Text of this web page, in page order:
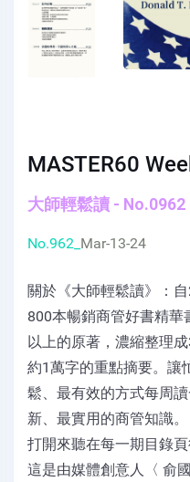
MASTER60
大師輕鬆讀 - No.0962
No.962_ Mar-13-24
關於《大師輕鬆讀》：
800本暢銷商管好書精
以上的原著，濃縮整理
約1萬字的重點摘要。讓
鬆、最有效的方式每周
新、最實用的商管知識
打開來聽在每一期目錄
這是由媒體創意人〈 俞